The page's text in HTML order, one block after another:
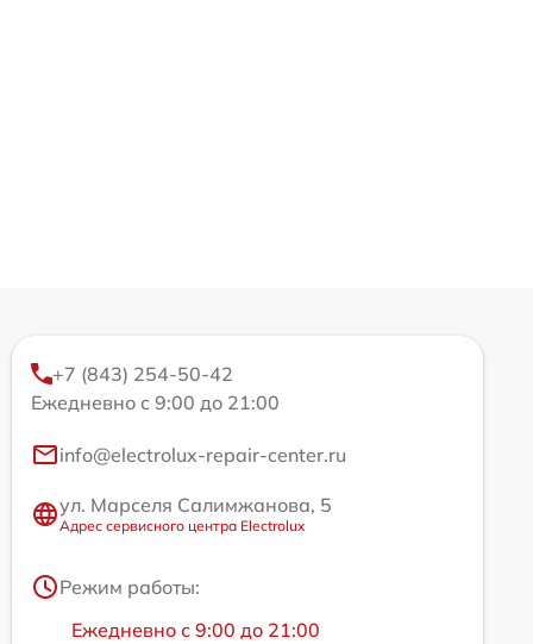
+7 (843) 254-50-42
Ежедневно с 9:00 до 21:00
info@electrolux-repair-center.ru
ул. Марселя Салимжанова, 5
Адрес сервисного центра Electrolux
Режим работы:
Ежедневно с 9:00 до 21:00